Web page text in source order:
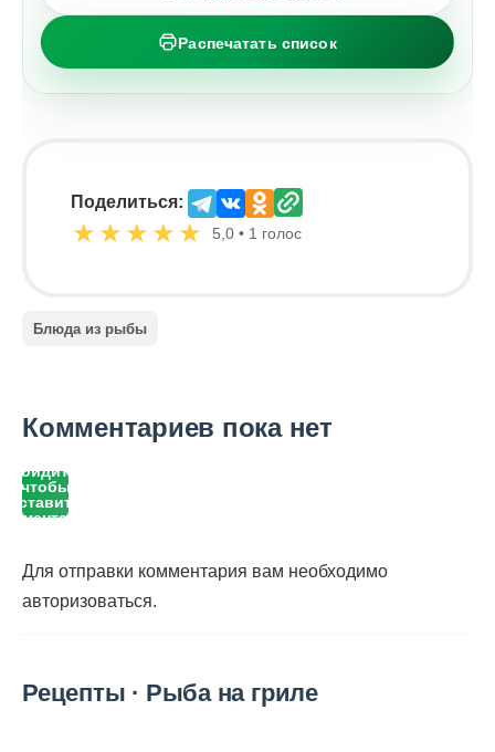
Распечатать список
Поделиться:
★ ★ ★ ★ ★ 5,0 • 1 голос
Блюда из рыбы
Комментариев пока нет
Войдите,
чтобы
оставить
Для отправки комментария вам необходимо
авторизоваться.
Рецепты · Рыба на гриле